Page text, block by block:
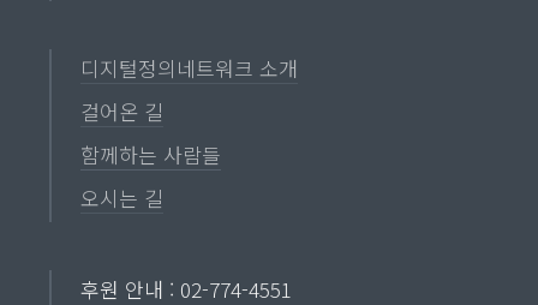
디지털정의네트워크 소개
걸어온 길
함께하는 사람들
오시는 길
후원 안내 : 02-774-4551